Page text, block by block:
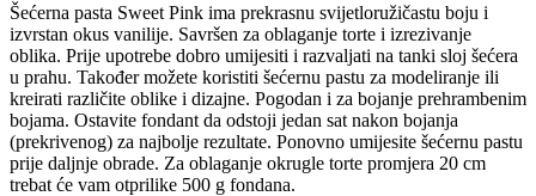
Šećerna pasta Sweet Pink ima prekrasnu svijetloružičastu boju i
izvrstan okus vanilije. Savršen za oblaganje torte i izrezivanje
oblika. Prije upotrebe dobro umijesiti i razvaljati na tanki sloj šećera
u prahu. Također možete koristiti šećernu pastu za modeliranje ili
kreirati različite oblike i dizajne. Pogodan i za bojanje prehrambenim
bojama. Ostavite fondant da odstoji jedan sat nakon bojanja
(prekrivenog) za najbolje rezultate. Ponovno umijesite šećernu pastu
prije daljnje obrade. Za oblaganje okrugle torte promjera 20 cm
trebat će vam otprilike 500 g fondana.